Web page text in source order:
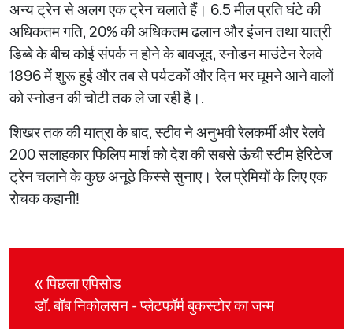
अन्य ट्रेन से अलग एक ट्रेन चलाते हैं। 6.5 मील प्रति घंटे की
अधिकतम गति, 20% की अधिकतम ढलान और इंजन तथा यात्री
डिब्बे के बीच कोई संपर्क न होने के बावजूद, स्नोडन माउंटेन रेलवे
1896 में शुरू हुई और तब से पर्यटकों और दिन भर घूमने आने वालों
को स्नोडन की चोटी तक ले जा रही है।.
शिखर तक की यात्रा के बाद, स्टीव ने अनुभवी रेलकर्मी और रेलवे
200 सलाहकार फिलिप मार्श को देश की सबसे ऊंची स्टीम हेरिटेज
ट्रेन चलाने के कुछ अनूठे किस्से सुनाए। रेल प्रेमियों के लिए एक
रोचक कहानी!
« पिछला एपिसोड
डॉ. बॉब निकोलसन - प्लेटफॉर्म बुकस्टोर का जन्म